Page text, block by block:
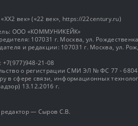
век» («22 век», https://22century.ru)
OOO «КОММУНИКЕЙК»
107031 г. Москва, ул.
и редакции: 107031 г. Москва, ул.
21-08
о регистрации СМИ ЭЛ № ФС 77 -
в сфере связи, информационных
13.12.2016 г.
— Сыров С.В.